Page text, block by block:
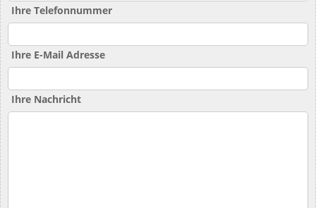
Ihre Telefonnummer
Ihre E-Mail Adresse
Ihre Nachricht